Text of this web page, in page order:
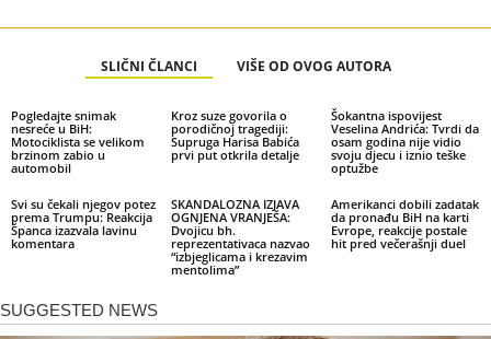
SLIČNI ČLANCI VIŠE OD OVOG AUTORA
Pogledajte snimak
nesreće u BiH:
Motociklista se velikom
brzinom zabio u
automobil
Kroz suze govorila o
porodičnoj tragediji:
Supruga Harisa Babića
prvi put otkrila detalje
Šokantna ispovijest
Veselina Andrića: Tvrdi da
osam godina nije vidio
svoju djecu i iznio teške
optužbe
Svi su čekali njegov potez
prema Trumpu: Reakcija
Španca izazvala lavinu
komentara
SKANDALOZNA IZJAVA
OGNJENA VRANJEŠA:
Dvojicu bh.
reprezentativaca nazvao
“izbjeglicama i krezavim
mentolima”
Amerikanci dobili zadatak
da pronađu BiH na karti
Evrope, reakcije postale
hit pred večerašnji duel